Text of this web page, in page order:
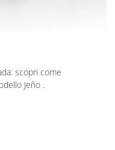
scopri come
Jeño .